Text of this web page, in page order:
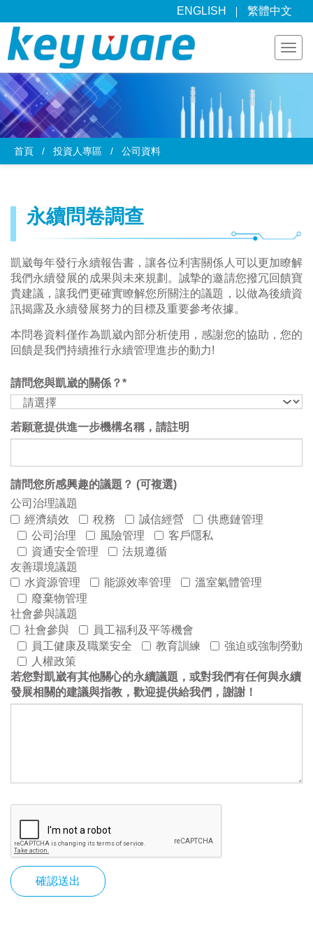
繁體中文
ENGLISH
首頁 投資人專區 公司資料
永續問卷調查
凱崴每年發行永續報告書，讓各位利害關係人可以更加瞭解
我們永續發展的成果與未來規劃。誠摯的邀請您撥冗回饋寶
貴建議，讓我們更確實瞭解您所關注的議題，以做為後續資
訊揭露及永續發展努力的目標及重要參考依據。
本問卷資料僅作為凱崴內部分析使用，感謝您的協助，您的
回饋是我們持續推行永續管理進步的動力!
請問您與凱崴的關係？*
若願意提供進一步機構名稱，請註明
請問您所感興趣的議題？ (可複選)
公司治理議題
經濟績效
稅務 誠信經營
供應鏈管理
公司治理
風險管理
客戶隱私
資通安全管理
法規遵循
友善環境議題
水資源管理
能源效率管理
溫室氣體管理
廢棄物管理
社會參與議題
社會參與
員工福利及平等機會
員工健康及職業安全
教育訓練
強迫或強制勞動
人權政策
若您對凱崴有其他關心的永續議題，或對我們有任何與永續
發展相關的建議與指教，歡迎提供給我們，謝謝！
確認送出